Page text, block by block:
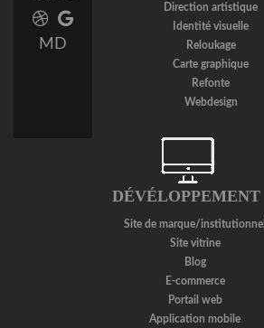
link
link
Dribbble
link
Google
Plus
link
MD
Direction artistique
Identité visuelle
Reloukage
Carte graphique
Refonte
Webdesign
DÉVÉLOPPEMENT
Site de marque/institutionnel
Site vitrine
Blog
E-commerce
Portail web
Application mobile